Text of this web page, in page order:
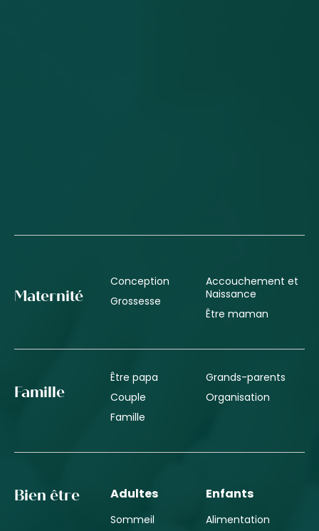
Maternité
Conception
Grossesse
Accouchement et
Naissance
Être maman
Famille
Être papa
Couple
Famille
Grands-parents
Organisation
Bien être Adultes
Sommeil
Enfants
Alimentation